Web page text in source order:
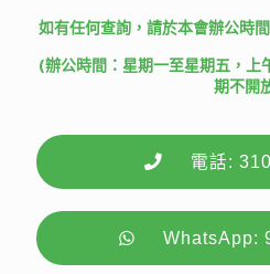
如有任何查詢，請於本會辦公時
(辦公時間：星期一至星期五，上
期不開
電話:
WhatsApp: